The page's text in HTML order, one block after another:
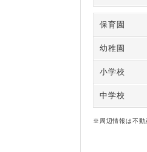
保育園
幼稚園
小学校
中学校
※周辺情報は不動